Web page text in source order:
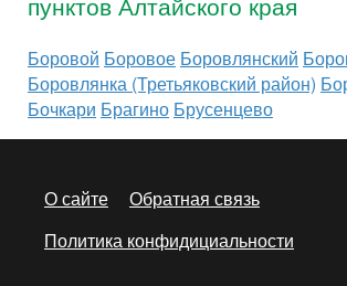
Боровой Боровое Боровлянский
Боровлянка (Третьяковский район)
Бочкари Брагино Брусенцево
О сайте
Обратная связь
Политика конфидициальности